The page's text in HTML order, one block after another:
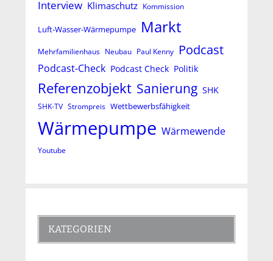
Interview Klimaschutz Kommission
Luft-Wasser-Wärmepumpe Markt
Mehrfamilienhaus Neubau Paul Kenny Podcast
Podcast-Check Podcast Check Politik
Referenzobjekt Sanierung SHK
SHK-TV Strompreis Wettbewerbsfähigkeit
Wärmepumpe Wärmewende
Youtube
KATEGORIEN